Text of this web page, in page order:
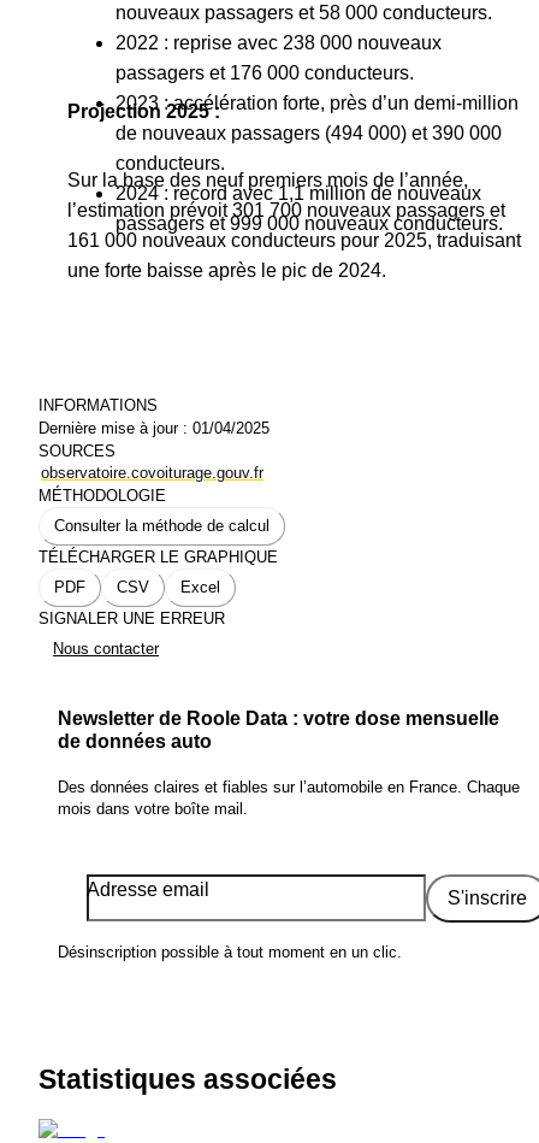
nouveaux passagers et 58 000 conducteurs.
2022 : reprise avec 238 000 nouveaux
passagers et 176 000 conducteurs.
2023 : accélération forte, près d’un demi-million
de nouveaux passagers (494 000) et 390 000
conducteurs.
2024 : record avec 1,1 million de nouveaux
passagers et 999 000 nouveaux conducteurs.
Projection 2025 :
Sur la base des neuf premiers mois de l’année,
l’estimation prévoit 301 700 nouveaux passagers et
161 000 nouveaux conducteurs pour 2025, traduisant
une forte baisse après le pic de 2024.
INFORMATIONS
Dernière mise à jour : 01/04/2025
SOURCES
observatoire.covoiturage.gouv.fr
MÉTHODOLOGIE
Consulter la méthode de calcul
TÉLÉCHARGER LE GRAPHIQUE
PDF
CSV
Excel
SIGNALER UNE ERREUR
Nous contacter
Newsletter de Roole Data : votre dose mensuelle
de données auto
Des données claires et fiables sur l’automobile en France. Chaque
mois dans votre boîte mail.
S'inscrire
Adresse email
Désinscription possible à tout moment en un clic.
Statistiques associées